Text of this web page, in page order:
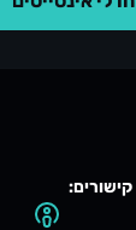
מפתחים
עבור קהילת
חבר או חברה,
קישורים: